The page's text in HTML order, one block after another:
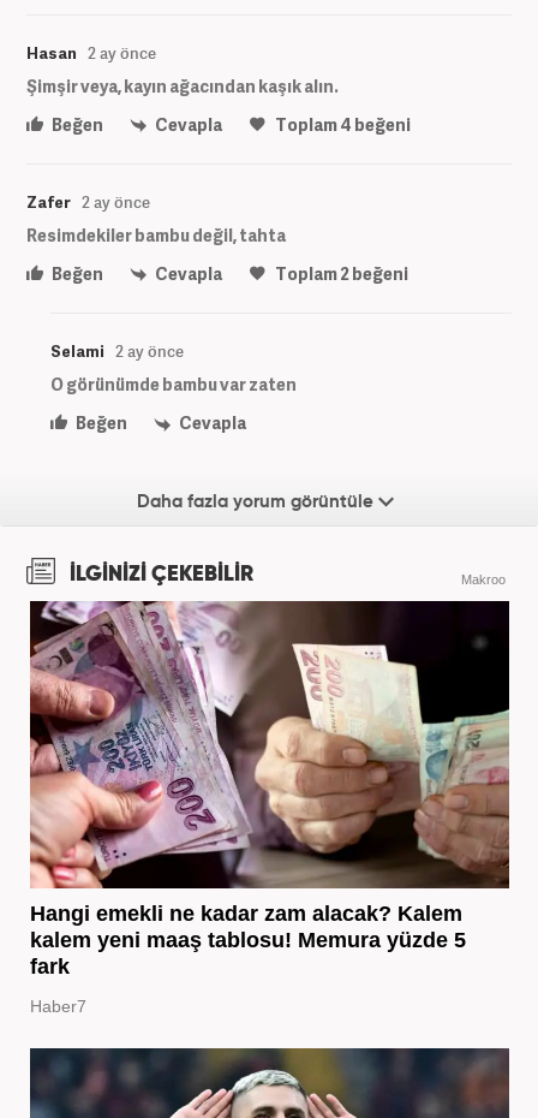
Hasan 2 ay önce
Şimşir veya, kayın ağacından kaşık alın.
Beğen
Cevapla Toplam4 beğeni
Zafer 2 ay önce
Resimdekiler bambu değil, tahta
Beğen
Cevapla Toplam2beğeni
Selami 2 ay önce
O görünümde bambu var zaten
Beğen
Cevapla
Daha fazla yorum görüntüle
İLGİNİZİ ÇEKEBİLİR Makroo
Hangi emekli ne kadar zam alacak? Kalem
kalem yeni maaş tablosu! Memura yüzde 5
fark
Haber7